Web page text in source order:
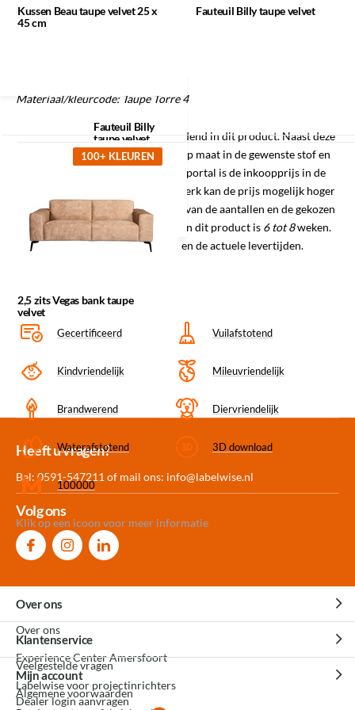
Spuit na aankoop het meubel in met de protector. Houd de
spuitbus rechtop op 20-30 cm afstand. De cleaner kunt u
Materiaal/kleurcode: Taupe Torre 4
Labelwise is voorraadhoudend in dit product. Naast deze
kleur en stof kunnen wij deze ook op maat in de gewenste stof en
kleur leveren. De inkoopprijs in de portal is de inkoopprijs in de
afgebeelde stof en kleur. Bij maatwerk kan de prijs mogelijk hoger
of lager uitvallen, dit is afhankelijk van de aantallen en de gekozen
stoffen. De gemiddelde levertijd van dit product is 6 tot 8weken.
Informeer naar de mogelijkheden en de actuele levertijden.
Gecertificeerd Vuilafstotend
Kindvriendelijk Mileuvriendelijk
Brandwerend Diervriendelijk
Waterafstotend 3D download
100000
Klik op een icoon voor meer informatie
x 45 cm
Fauteuil Billy
taupe velvet
Kussen Beau taupe velvet 25 x
45 cm
Fauteuil Billy taupe velvet
Recent bekeken
2,5 zits Vegas bank taupe
velvet
100+ KLEUREN
Meer dan 30.000
Experience
Heeft u vragen?
Bel: 0591-547211 of mail ons: info@labelwise.nl
Volg ons
Over ons
Over ons
Experience Center Amersfoort
Labelwise voor projectinrichters
Klantenservice
Veelgestelde vragen
Algemene voorwaarden
Mijn account
Dealer login aanvragen